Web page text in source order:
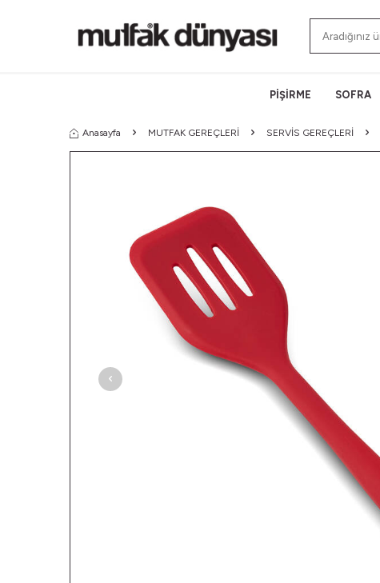
PİŞİRME SOFRA
Anasayfa MUTFAK GEREÇLERİ SERVİS GEREÇLERİ